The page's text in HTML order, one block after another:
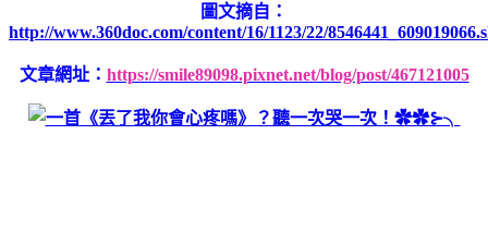
圖文摘自：
http://www.360doc.com/content/16/1123/22/
文章網址： https://smile89098.pixnet.net/blog/post/467121005